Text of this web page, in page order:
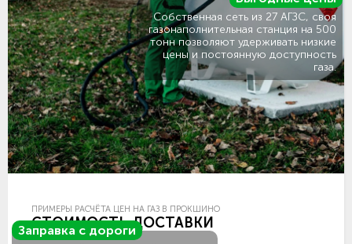
Заправка с дороги
Собственная сеть из 27 АГЗС, своя
газонаполнительная станция на 500
тонн позволяют удерживать низкие
цены и постоянную доступность
газа.
ПРИМЕРЫ РАСЧЁТА ЦЕН НА ГАЗ В ПРОКШИНО
СТОИМОСТЬ ДОСТАВКИ